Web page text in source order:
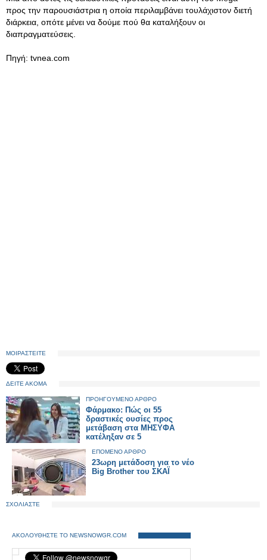
προς την παρουσιάστρια η οποία περιλαμβάνει τουλάχιστον διετή
διάρκεια, οπότε μένει να δούμε πού θα καταλήξουν οι
διαπραγματεύσεις.
Πηγή: tvnea.com
ΜΟΙΡΑΣΤΕΙΤΕ
ΔΕΙΤΕ ΑΚΟΜΑ
ΠΡΟΗΓΟΥΜΕΝΟ ΑΡΘΡΟ
Φάρμακο: Πώς οι 55
δραστικές ουσίες προς
μετάβαση στα ΜΗΣΥΦΑ
κατέληξαν σε 5
ΕΠΟΜΕΝΟ ΑΡΘΡΟ
23ωρη μετάδοση για το νέο
Big Brother του ΣΚΑΪ
ΣΧΟΛΙΑΣΤΕ
ΑΚΟΛΟΥΘΗΣΤΕ ΤΟ NEWSNOWGR.COM